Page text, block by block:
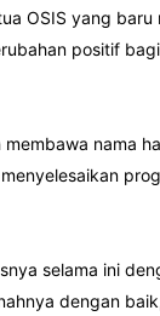
OSIS yang baru
positif
nama
selama ini
dengan